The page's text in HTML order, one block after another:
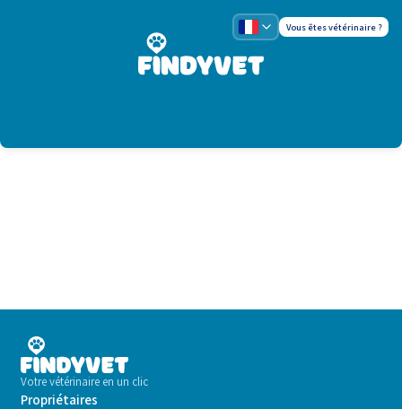
Vous êtes vétérinaire ?
Votre vétérinaire en un clic
Propriétaires